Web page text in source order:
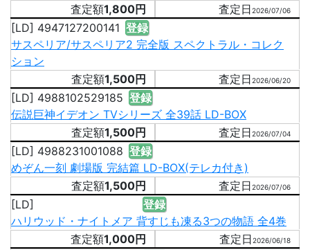
1,800円
2026/07/06
[LD] 4947127200141 登録
サスペリア/サスペリア2 完全版 スペクトラル・コレク
ション
1,500円
2026/06/20
[LD] 4988102529185 登録
伝説巨神イデオン TVシリーズ 全39話 LD-BOX
1,500円
2026/07/04
[LD] 4988231001088 登録
めぞん一刻 劇場版 完結篇 LD-BOX(テレカ付き)
1,500円
2026/07/06
[LD]
登録
ハリウッド・ナイトメア 背すじも凍る3つの物語 全4巻
1,000円
2026/06/18